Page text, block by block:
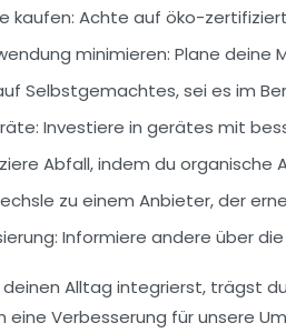
kaufen: Achte auf öko-
minimieren: Plane deine
Selbstgemachtes, sei es im
Investiere in gerätes mit
Abfall, indem du organische
zu einem Anbieter, der
Informiere andere über
deinen Alltag integrierst, trägst
Verbesserung für unsere